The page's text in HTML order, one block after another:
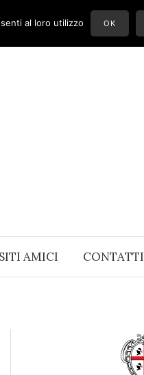
SITI AMICI CONTATTI
al loro utilizzo OK